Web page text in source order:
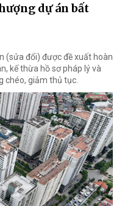
dự án bất
(sửa đổi) được đề xuất hoàn
kế thừa hồ sơ pháp lý và
chéo, giảm thủ tục.